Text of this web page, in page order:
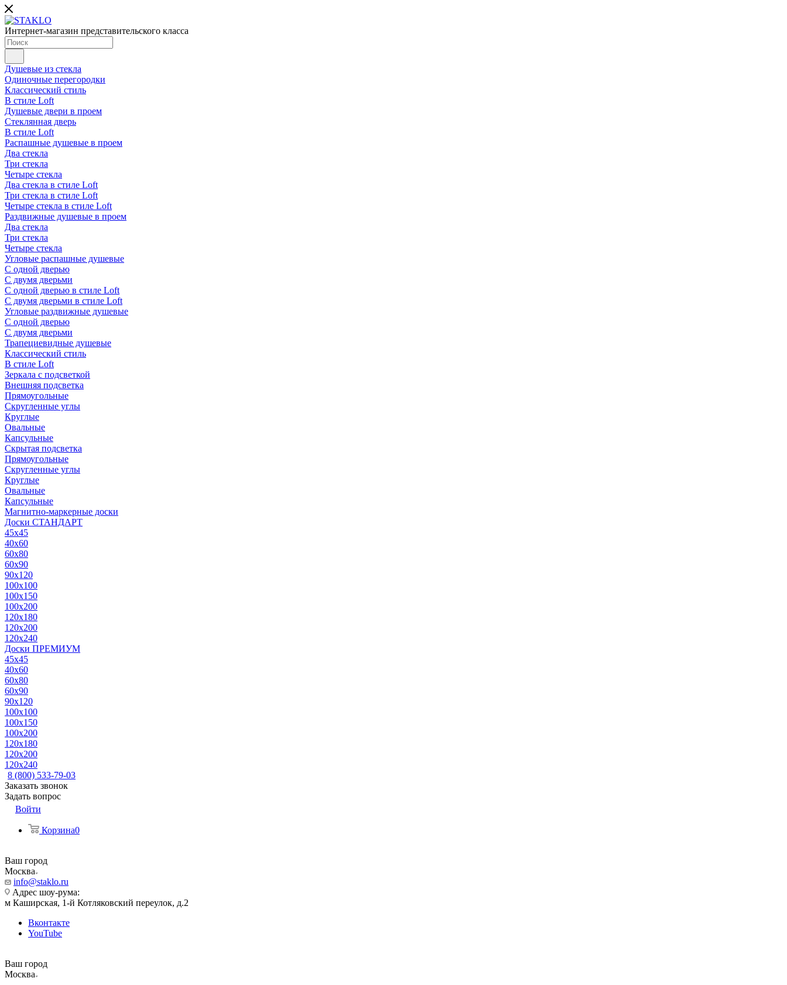
Интернет-магазин представительского класса
Душевые из стекла
Одиночные перегородки
Классический стиль
В стиле Loft
Душевые двери в проем
Стеклянная дверь
В стиле Loft
Распашные душевые в проем
Два стекла
Три стекла
Четыре стекла
Два стекла в стиле Loft
Три стекла в стиле Loft
Четыре стекла в стиле Loft
Раздвижные душевые в проем
Два стекла
Три стекла
Четыре стекла
Угловые распашные душевые
С одной дверью
С двумя дверьми
С одной дверью в стиле Loft
С двумя дверьми в стиле Loft
Угловые раздвижные душевые
С одной дверью
С двумя дверьми
Трапециевидные душевые
Классический стиль
В стиле Loft
Зеркала с подсветкой
Внешняя подсветка
Прямоугольные
Скругленные углы
Круглые
Овальные
Капсульные
Скрытая подсветка
Прямоугольные
Скругленные углы
Круглые
Овальные
Капсульные
Магнитно-маркерные доски
Доски СТАНДАРТ
45x45
40x60
60x80
60x90
90x120
100x100
100x150
100x200
120x180
120x200
120x240
Доски ПРЕМИУМ
45x45
40x60
60x80
60x90
90x120
100x100
100x150
100x200
120x180
120x200
120x240
8 (800) 533-79-03
Заказать звонок
Задать вопрос
Войти
Корзина0
Ваш город
Москва
info@staklo.ru
Адрес шоу-рума:
м Каширская, 1-й Котляковский переулок, д.2
Вконтакте
YouTube
Ваш город
Москва